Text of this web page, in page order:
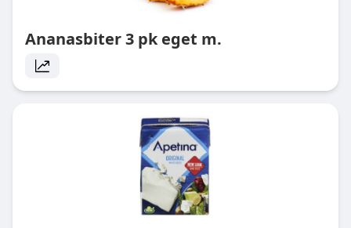
Ananasbiter 3 pk eget m.